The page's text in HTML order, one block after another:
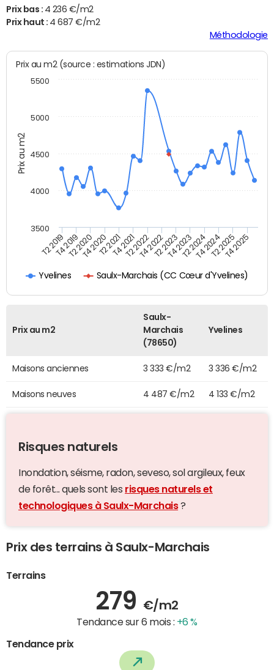
Prix bas : 4 236 €/m2
Prix haut : 4 687 €/m2
Méthodologie
Prix au m2
Prix au m2 (source : estimations JDN)
Yvelines Saulx-Marchais (CC Cœur d'Yvelines)
T2 2019T4 2019T2 2020T4 2020T2 2021T4 2021T2 2022T4 2022T2 2023T4 2023T2 2024T4 2024T2 2025T4 2025
3500
4000
4500
5000
5500
Prix au m2
Saulx-
Marchais
(78650)
Yvelines
Maisons anciennes 3 333 €/m2 3 336 €/m2
Maisons neuves 4 487 €/m2 4 133 €/m2
Risques naturels
Inondation, séisme, radon, seveso, sol argileux, feux
de forêt... quels sont les risques naturels et
technologiques à Saulx-Marchais?
Prix des terrains à Saulx-Marchais
Terrains
279 €/m2
Tendance sur 6 mois : +6 %
Tendance prix